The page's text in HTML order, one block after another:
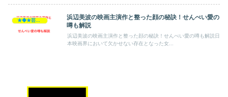
浜辺美波の映画主演作と整った顔の秘訣！せんべい愛の
噂も解説
浜辺美波の映画主演作と整った顔の秘訣！せんべい愛の噂も解説日
本映画界において欠かせない存在となった女...